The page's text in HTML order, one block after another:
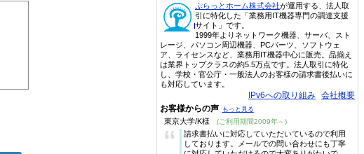
ぷらっとホーム株式会社が運用する、法人取
引に特化した「業務用IT機器専門の調達支援
サイト」です。
1999年よりネットワーク機器、サーバ、スト
レージ、パソコン周辺機器、PCパーツ、ソフトウェ
ア、ライセンスなど、業務用IT機器中心に販売。品揃え
は業界トップクラスの約5.5万点です。法人取引に特化
し、学校・官公庁・一般法人のお客様の請求書後払いに
も対応しています。
IPv6への取り組み 会社概要
お客様からの声 もっと見る
東京大学/K様 (ご利用期間2009年～)
“
請求書払いに対応していただいているので利用
しております。メールでの問い合わせにも丁寧